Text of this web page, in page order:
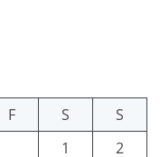
F S
S
1
2